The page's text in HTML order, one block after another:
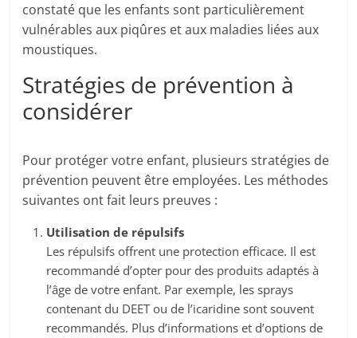
constaté que les enfants sont particulièrement
vulnérables aux piqûres et aux maladies liées aux
moustiques.
Stratégies de prévention à
considérer
Pour protéger votre enfant, plusieurs stratégies de
prévention peuvent être employées. Les méthodes
suivantes ont fait leurs preuves :
Utilisation de répulsifs
Les répulsifs offrent une protection efficace. Il est
recommandé d’opter pour des produits adaptés à
l’âge de votre enfant. Par exemple, les sprays
contenant du DEET ou de l’icaridine sont souvent
recommandés. Plus d’informations et d’options de